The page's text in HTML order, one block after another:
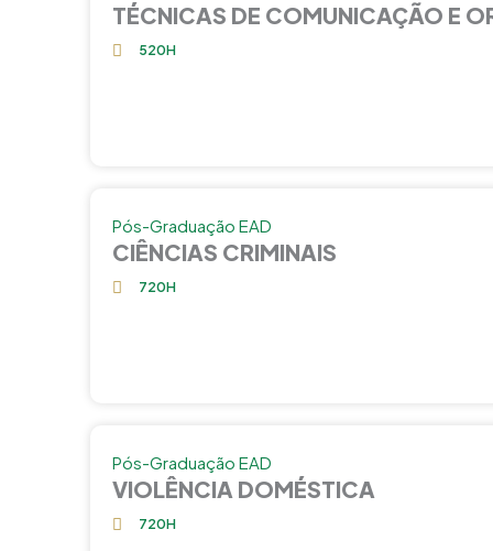
TÉCNICAS DE COMUNICAÇÃO E
520H
Pós-Graduação EAD
CIÊNCIAS CRIMINAIS
720H
Pós-Graduação EAD
VIOLÊNCIA DOMÉSTICA
720H